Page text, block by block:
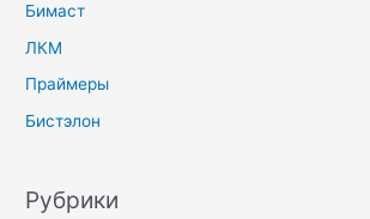
Бимаст
ЛКМ
Праймеры
Бистэлон
Рубрики